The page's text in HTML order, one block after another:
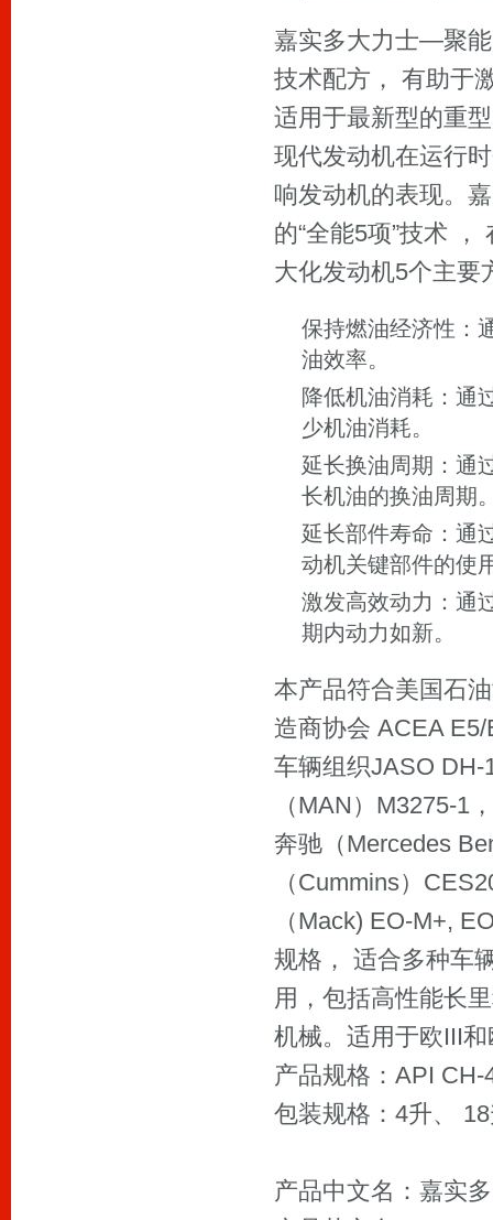
嘉实多大力士—聚
技术配方， 有助于
适用于最新型的重
现代发动机在运行
响发动机的表现。
的“全能5项”技术
保持燃油经济性：
油效率。
降低机油消耗：通
少机油消耗。
延长换油周期：通
长机油的换油周期
延长部件寿命：通
动机关键部件的使
激发高效动力：通
期内动力如新。
本产品符合美国石
造商协会 ACEA
车辆组织JASO
（MAN）M3275-1
奔驰（Mercedes
（Cummins）
（Mack) EO-M+,
规格， 适合多种车
用，包括高性能长
机械。适用于欧III
产品规格：API
包装规格：4升、
产品中文名：嘉实